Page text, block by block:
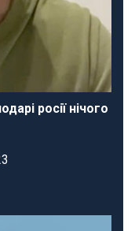
росії нічого